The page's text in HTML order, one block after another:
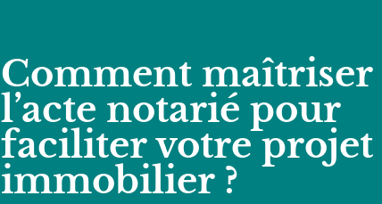
Comment maîtriser
l’acte notarié pour
faciliter votre projet
immobilier ?